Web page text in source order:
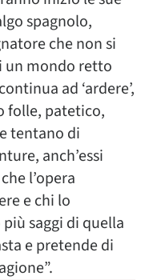
spagnolo,
che non si
un mondo retto
ad ‘ardere’,
folle, patetico,
tentano di
anch’essi
l’opera
e chi lo
saggi di quella
e pretende di